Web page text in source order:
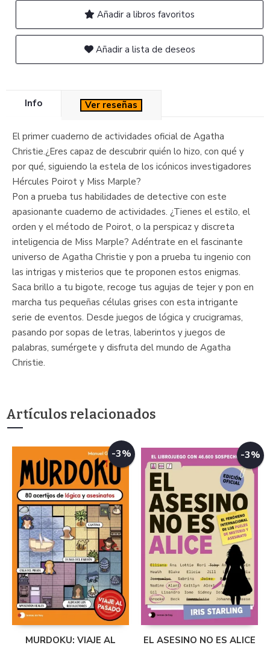
Añadir a libros favoritos
Añadir a lista de deseos
Info Ver reseñas
El primer cuaderno de actividades oficial de Agatha
Christie.¿Eres capaz de descubrir quién lo hizo, con qué y
por qué, siguiendo la estela de los icónicos investigadores
Hércules Poirot y Miss Marple?
Pon a prueba tus habilidades de detective con este
apasionante cuaderno de actividades. ¿Tienes el estilo, el
orden y el método de Poirot, o la perspicaz y discreta
inteligencia de Miss Marple? Adéntrate en el fascinante
universo de Agatha Christie y pon a prueba tu ingenio con
las intrigas y misterios que te proponen estos enigmas.
Saca brillo a tu bigote, recoge tus agujas de tejer y pon en
marcha tus pequeñas células grises con esta intrigante
serie de eventos. Desde juegos de lógica y crucigramas,
pasando por sopas de letras, laberintos y juegos de
palabras, sumérgete y disfruta del mundo de Agatha
Christie.
Artículos relacionados
-3%
MURDOKU: VIAJE AL
-3%
EL ASESINO NO ES ALICE